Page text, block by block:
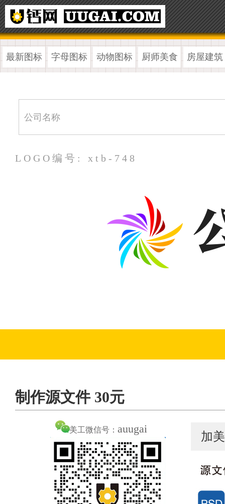
最新图标 字母图标 动物图标 厨师美食 房屋建筑
LOGO编号: xtb-748
制作源文件 30元
美工微信号： auugai
加